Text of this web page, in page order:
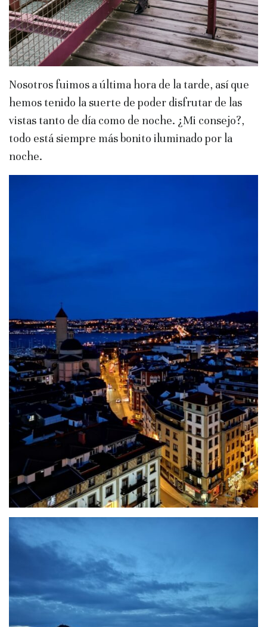
Nosotros fuimos a última hora de la tarde, así que
hemos tenido la suerte de poder disfrutar de las
vistas tanto de día como de noche. ¿Mi consejo?,
todo está siempre más bonito iluminado por la
noche.